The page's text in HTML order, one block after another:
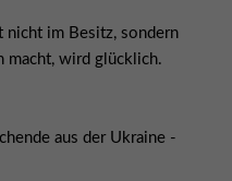
nicht im Besitz, sondern
macht, wird glücklich.
aus der Ukraine -